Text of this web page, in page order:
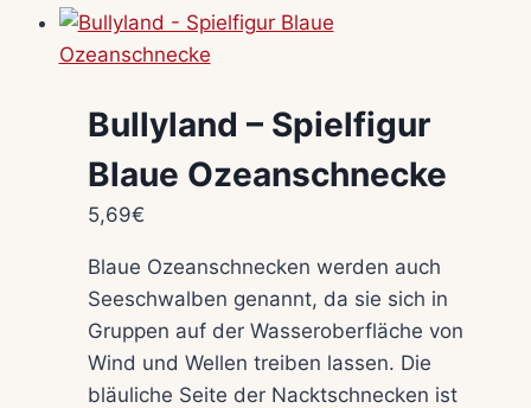
Bullyland – Spielfigur
Blaue Ozeanschnecke
5,69€
Blaue Ozeanschnecken werden auch
Seeschwalben genannt, da sie sich in
Gruppen auf der Wasseroberfläche von
Wind und Wellen treiben lassen. Die
bläuliche Seite der Nacktschnecken ist